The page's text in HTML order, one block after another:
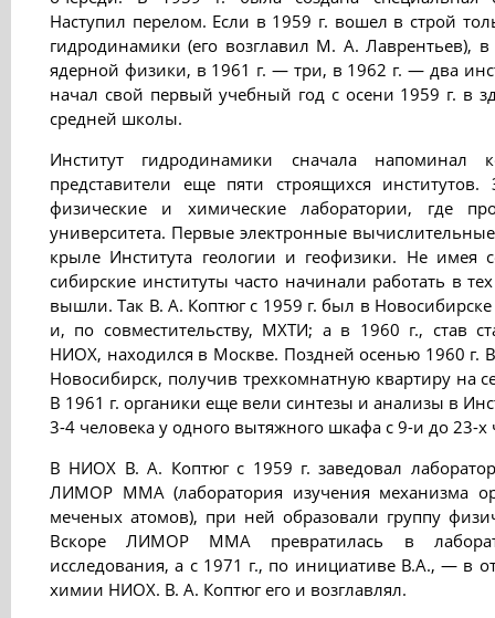
Наступил перелом. Если в 1959 г. вошел в строй
гидродинамики (его возглавил М. А. Лаврентьев),
ядерной физики, в 1961 г. — три, в 1962 г. — два
начал свой первый учебный год с осени 1959 г. в
средней школы.
Институт гидродинамики сначала напоминал
представители еще пяти строящихся
физические и химические лаборатории, где
университета. Первые электронные
крыле Института геологии и геофизики. Не имея
сибирские институты часто начинали работать в
вышли. Так В. А. Коптюг с 1959 г. был в
и, по совместительству, МХТИ; а в 1960 г., став
НИОХ, находился в Москве. Поздней осенью 1960 г.
Новосибирск, получив трехкомнатную квартиру на
В 1961 г. органики еще вели синтезы и анализы в
3-4 человека у одного вытяжного шкафа с 9-и до 23-
В НИОХ В. А. Коптюг с 1959 г. заведовал
ЛИМОР ММА (лаборатория изучения механизма
меченых атомов), при ней образовали группу
Вскоре ЛИМОР ММА превратилась в
исследования, а с 1971 г., по инициативе В.А., — в
химии НИОХ. В. А. Коптюг его и возглавлял.